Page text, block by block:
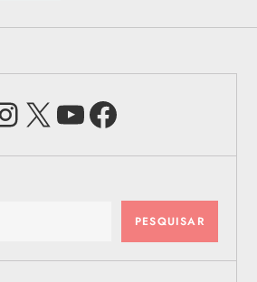
Instagram
X Youtube
PESQUISAR